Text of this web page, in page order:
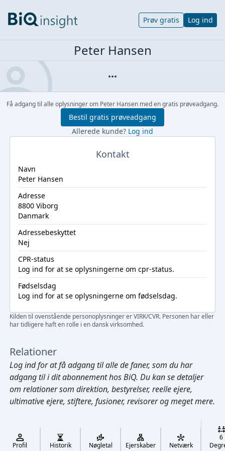
Cmd/Ctrl + K
Prøv gratis Log ind
Peter Hansen
Få adgang til alle oplysninger om Peter Hansen med en gratis prøveadgang.
Bestil gratis prøveadgang
Allerede kunde? Log ind
Kontakt
Navn
Peter Hansen
Adresse
8800 Viborg
Danmark
Adressebeskyttet
Nej
CPR-status
Log ind for at se oplysningerne om cpr-status.
Fødselsdag
Log ind for at se oplysningerne om fødselsdag.
Kilden til ovenstående personoplysninger er VIRK/CVR. Personen har eller
har tidligere haft en rolle i en dansk virksomhed.
Relationer
Log indfor at få adgang til alle de faner, som du har
adgang til i dit abonnement hos BiQ. Du kan se detaljer
om relationer som direktion, bestyrelser, reelle ejere,
ultimative ejere, stiftere, fusioner, revisorer og meget mere.
Profil Historik Nøgletal Ejerskaber Netværk
6